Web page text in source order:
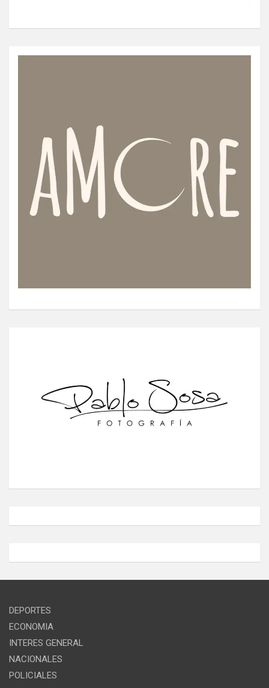
DEPORTES
ECONOMIA
INTERES GENERAL
NACIONALES
POLICIALES